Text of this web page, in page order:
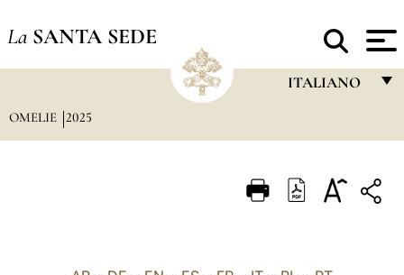
La SANTA SEDE
ITALIANO
ITALIANO
OMELIE 2025